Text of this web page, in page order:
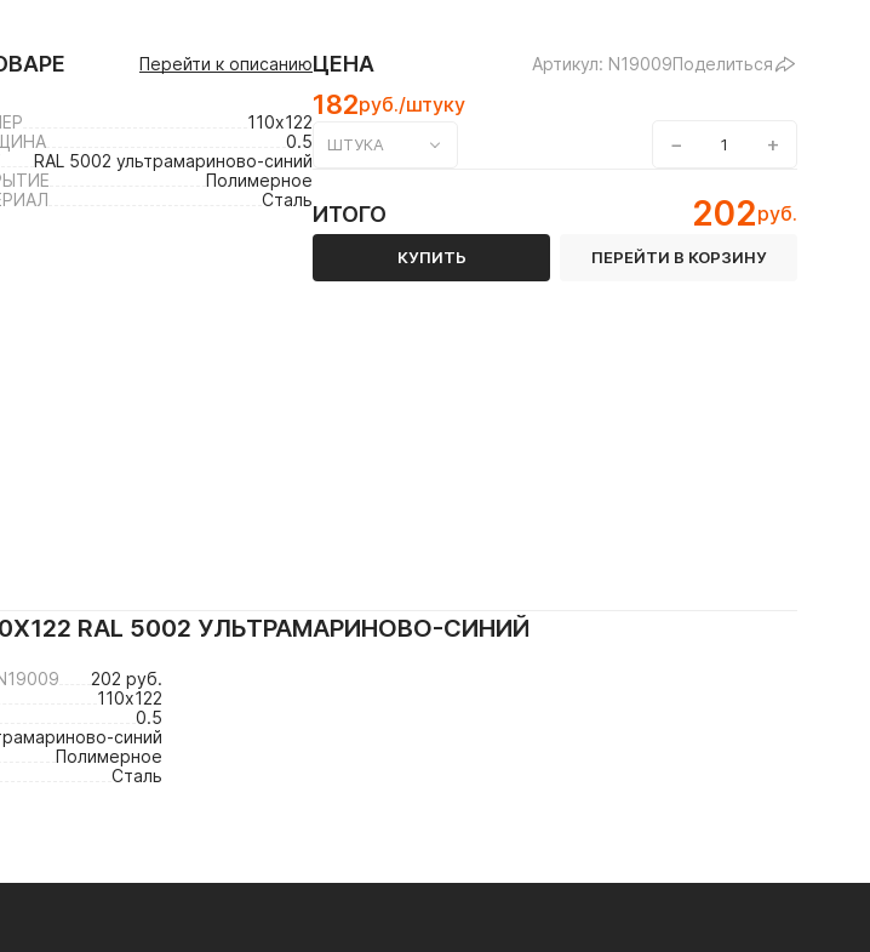
Перейти к описанию
110х122
0.5
RAL 5002 ультрамариново-синий
Полимерное
Сталь
ЦЕНА Артикул: N19009Поделиться
182руб./штуку
ШТУКА − +
ИТОГО 202руб.
КУПИТЬ ПЕРЕЙТИ В КОРЗИНУ
RAL 5002 УЛЬТРАМАРИНОВО-СИНИЙ
202 руб.
110х122
0.5
синий
Полимерное
Сталь